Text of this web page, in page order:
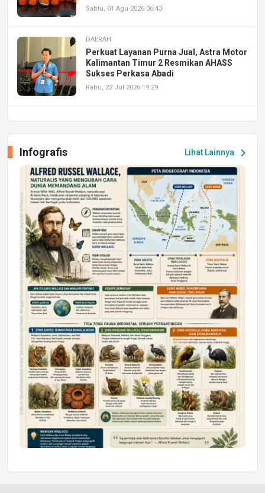
Sabtu, 01 Agu 2026 06:43
DAERAH
Perkuat Layanan Purna Jual, Astra Motor
Kalimantan Timur 2 Resmikan AHASS
Sukses Perkasa Abadi
Rabu, 22 Jul 2026 19:29
Peluang Kerja dan Magang
Jumat, 17 Jul 2026 22:30
DAERAH
Astra Motor Kalimantan Timur 2 Dukung
Mahasiswa Samarinda dalam Astra
Honda SDGs Future Leaders 2026
Jumat, 10 Jul 2026 19:01
Lihat Lainnya chevron_right
Infografis